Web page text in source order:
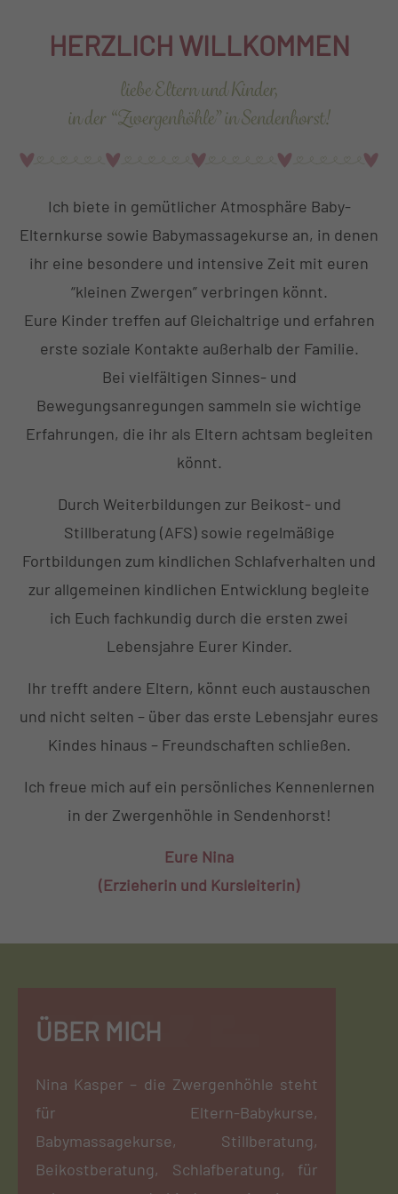
HERZLICH WILLKOMMEN
liebe Eltern und Kinder,
in der “Zwergenhöhle” in Sendenhorst!
Ich biete in gemütlicher Atmosphäre Baby-
Elternkurse sowie Babymassagekurse an, in denen
ihr eine besondere und intensive Zeit mit euren
“kleinen Zwergen” verbringen könnt.
Eure Kinder treffen auf Gleichaltrige und erfahren
erste soziale Kontakte außerhalb der Familie.
Bei vielfältigen Sinnes- und
Bewegungsanregungen sammeln sie wichtige
Erfahrungen, die ihr als Eltern achtsam begleiten
könnt.
Durch Weiterbildungen zur Beikost- und
Stillberatung (AFS) sowie regelmäßige
Fortbildungen zum kindlichen Schlafverhalten und
zur allgemeinen kindlichen Entwicklung begleite
ich Euch fachkundig durch die ersten zwei
Lebensjahre Eurer Kinder.
Ihr trefft andere Eltern, könnt euch austauschen
und nicht selten – über das erste Lebensjahr eures
Kindes hinaus – Freundschaften schließen.
Ich freue mich auf ein persönliches Kennenlernen
in der Zwergenhöhle in Sendenhorst!
Eure Nina
(Erzieherin und Kursleiterin)
ÜBER MICH
ÜBER MICH
Nina Kasper – die Zwergenhöhle steht
für Eltern-Babykurse,
Babymassagekurse, Stillberatung,
Beikostberatung, Schlafberatung, für